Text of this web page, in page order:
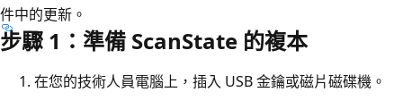
件中的更新。
步驟 1：準備 ScanState 的複本
在您的技術人員電腦上，插入 USB 金鑰或磁片磁碟機。